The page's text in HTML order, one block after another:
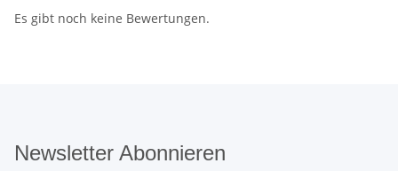
Es gibt noch keine Bewertungen.
Newsletter Abonnieren